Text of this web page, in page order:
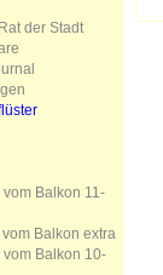
der Stadt
Balkon 11-
Balkon extra
Balkon 10-